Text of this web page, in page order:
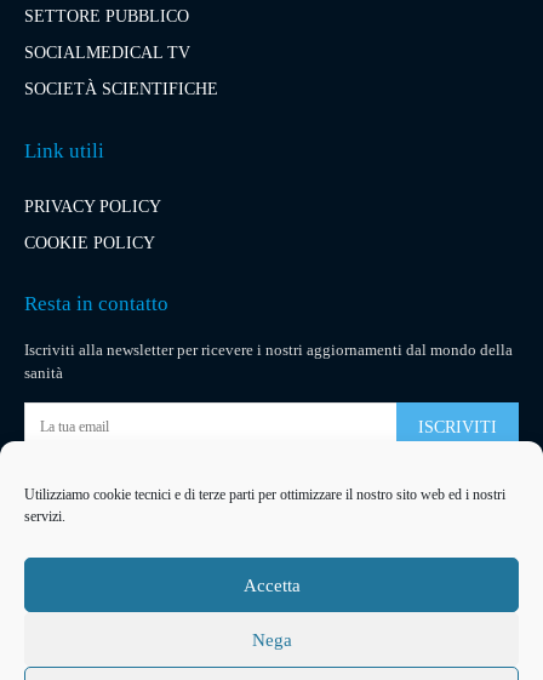
Utilizziamo cookie tecnici e di terze parti per ottimizzare il nostro sito web ed i nostri
servizi.
Accetta
Nega
SETTORE PUBBLICO
SOCIALMEDICAL TV
SOCIETÀ SCIENTIFICHE
Link utili
PRIVACY POLICY
COOKIE POLICY
Resta in contatto
Iscriviti alla newsletter per ricevere i nostri aggiornamenti dal mondo della
sanità
ISCRIVITI
Pubblicità
La tua pubblicità